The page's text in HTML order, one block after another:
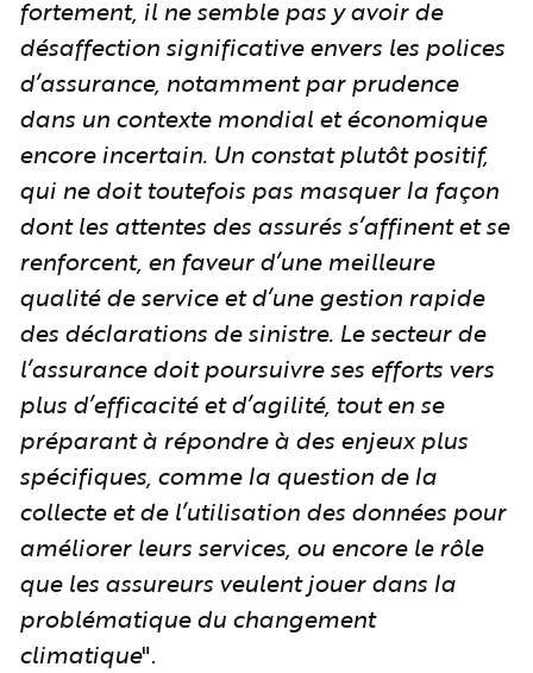
fortement, il ne semble pas y avoir de
désaffection significative envers les polices
d’assurance, notamment par prudence
dans un contexte mondial et économique
encore incertain. Un constat plutôt positif,
qui ne doit toutefois pas masquer la façon
dont les attentes des assurés s’affinent et se
renforcent, en faveur d’une meilleure
qualité de service et d’une gestion rapide
des déclarations de sinistre. Le secteur de
l’assurance doit poursuivre ses efforts vers
plus d’efficacité et d’agilité, tout en se
préparant à répondre à des enjeux plus
spécifiques, comme la question de la
collecte et de l’utilisation des données pour
améliorer leurs services, ou encore le rôle
que les assureurs veulent jouer dans la
problématique du changement
climatique".